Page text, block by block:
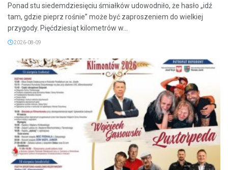
Ponad stu siedemdziesięciu śmiałków udowodniło, że hasło „idź
tam, gdzie pieprz rośnie” może być zaproszeniem do wielkiej
przygody. Pięćdziesiąt kilometrów w...
2026-08-09